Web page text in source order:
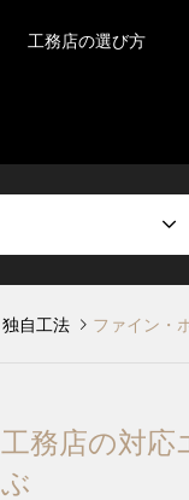
工務店の選び方
独自工法 ファイン・ホー
工務店の対応
ぶ